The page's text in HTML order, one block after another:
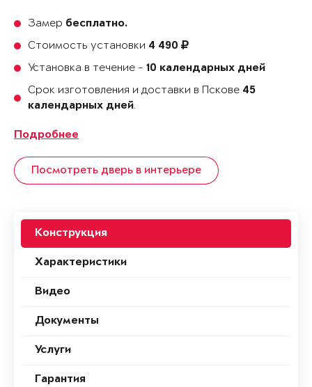
Замер бесплатно.
Стоимость установки 4 490
Установка в течение - 10 календарных дней
Срок изготовления и доставки в Пскове 45
календарных дней.
Подробнее
Посмотреть дверь в интерьере
Конструкция
Характеристики
Видео
Документы
Услуги
Гарантия